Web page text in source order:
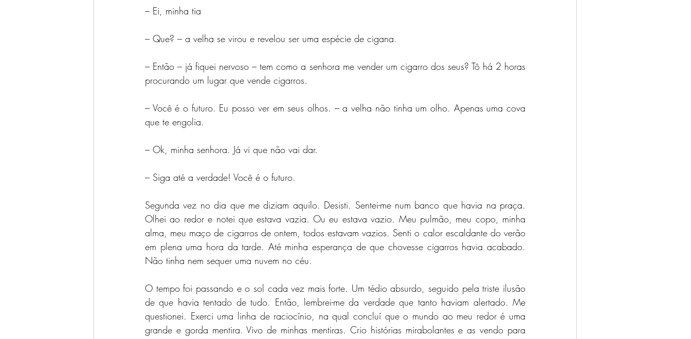
– Ei, minha tia
– Que? – a velha se virou e revelou ser uma espécie de cigana.
– Então – já fiquei nervoso – tem como a senhora me vender um cigarro dos seus? Tô há 2 horas
procurando um lugar que vende cigarros.
– Você é o futuro. Eu posso ver em seus olhos. – a velha não tinha um olho. Apenas uma cova
que te engolia.
– Ok, minha senhora. Já vi que não vai dar.
– Siga até a verdade! Você é o futuro.
Segunda vez no dia que me diziam aquilo. Desisti. Sentei-me num banco que havia na praça.
Olhei ao redor e notei que estava vazia. Ou eu estava vazio. Meu pulmão, meu copo, minha
alma, meu maço de cigarros de ontem, todos estavam vazios. Senti o calor escaldante do verão
em plena uma hora da tarde. Até minha esperança de que chovesse cigarros havia acabado.
Não tinha nem sequer uma nuvem no céu.
O tempo foi passando e o sol cada vez mais forte. Um tédio absurdo, seguido pela triste ilusão
de que havia tentado de tudo. Então, lembrei-me da verdade que tanto haviam alertado. Me
questionei. Exerci uma linha de raciocínio, na qual concluí que o mundo ao meu redor é uma
grande e gorda mentira. Vivo de minhas mentiras. Crio histórias mirabolantes e as vendo para